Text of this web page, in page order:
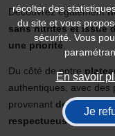
récolter des
du site et vous
sécurité. Vous
En savoir
Je
Découvrez également
sans nitrites et issue
une priorité
Du côté de notre
authentiques, avec des
provenant de fermes
respectueuse des